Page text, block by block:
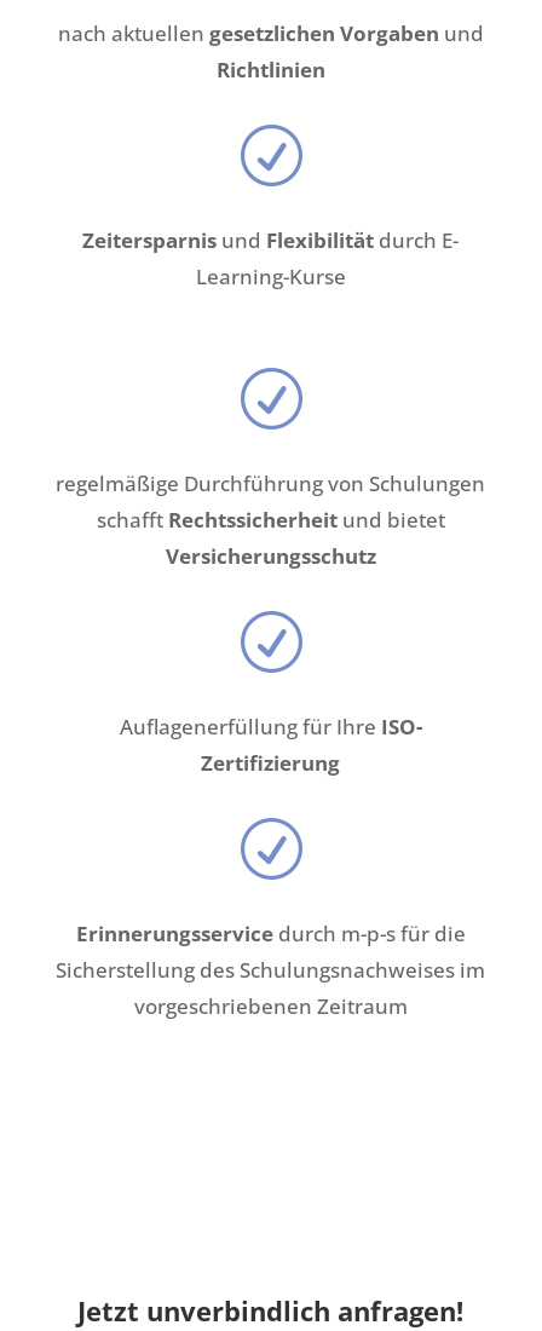
nach aktuellen gesetzlichen Vorgaben und
Richtlinien
R
Zeitersparnis und Flexibilität durch E-
Learning-Kurse
R
regelmäßige Durchführung von Schulungen
schafft Rechtssicherheitund bietet
Versicherungsschutz
R
Auflagenerfüllung für Ihre ISO-
Zertifizierung
R
Erinnerungsservicedurch m-p-s für die
Sicherstellung des Schulungsnachweises im
vorgeschriebenen Zeitraum
Jetzt unverbindlich anfragen!